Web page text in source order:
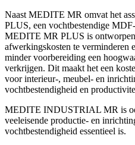
Naast MEDITE MR omvat het
PLUS, een vochtbestendige
MEDITE MR PLUS is
afwerkingskosten te verminderen
minder voorbereiding een
verkrijgen. Dit maakt het een
voor interieur-, meubel- en
vochtbestendigheid en
MEDITE INDUSTRIAL MR is
veeleisende productie- en
vochtbestendigheid essentieel is.